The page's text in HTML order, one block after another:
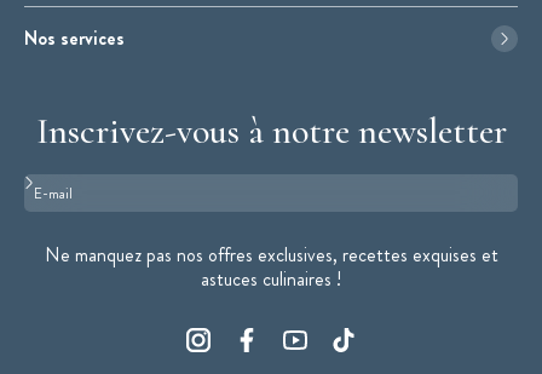
Nos services
Inscrivez-vous à notre newsletter
Format : adresse@email.com
Ne manquez pas nos offres exclusives, recettes exquises et
astuces culinaires !